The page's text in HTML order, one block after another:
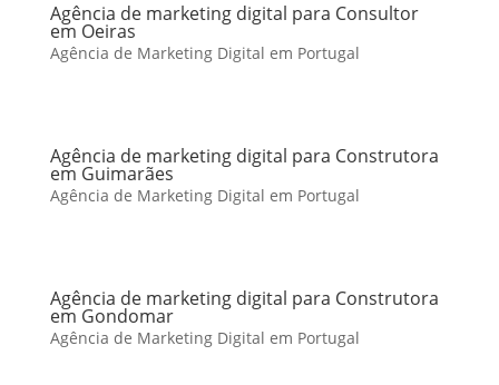
Agência de marketing digital para Consultor
em Oeiras
Agência de Marketing Digital em Portugal
Agência de marketing digital para Construtora
em Guimarães
Agência de Marketing Digital em Portugal
Agência de marketing digital para Construtora
em Gondomar
Agência de Marketing Digital em Portugal